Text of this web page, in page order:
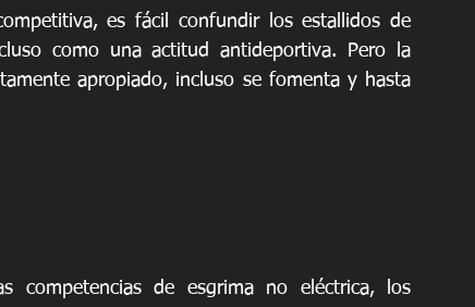
es fácil confundir los estallidos de
como una actitud antideportiva. Pero la
apropiado, incluso se fomenta y hasta
competencias de esgrima no eléctrica, los